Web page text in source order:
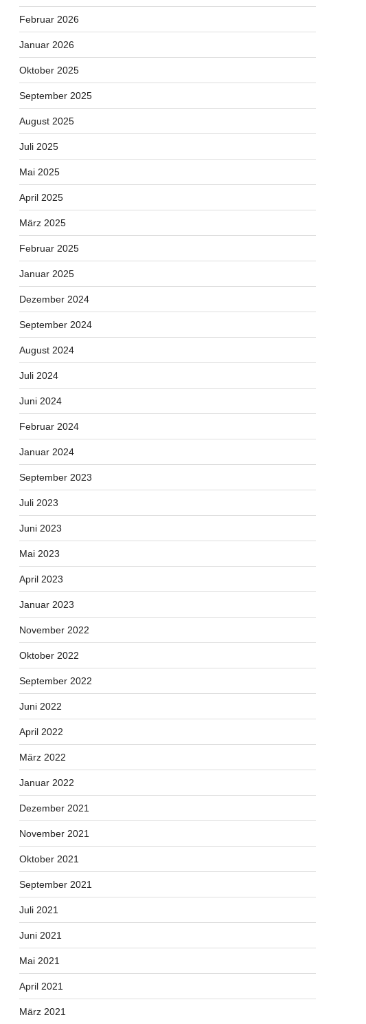
Februar 2026
Januar 2026
Oktober 2025
September 2025
August 2025
Juli 2025
Mai 2025
April 2025
März 2025
Februar 2025
Januar 2025
Dezember 2024
September 2024
August 2024
Juli 2024
Juni 2024
Februar 2024
Januar 2024
September 2023
Juli 2023
Juni 2023
Mai 2023
April 2023
Januar 2023
November 2022
Oktober 2022
September 2022
Juni 2022
April 2022
März 2022
Januar 2022
Dezember 2021
November 2021
Oktober 2021
September 2021
Juli 2021
Juni 2021
Mai 2021
April 2021
März 2021